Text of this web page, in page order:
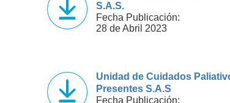
S.A.S.
Fecha Publicación:
28 de Abril 2023
Unidad de Cuidados
Presentes S.A.S
Fecha Publicación: